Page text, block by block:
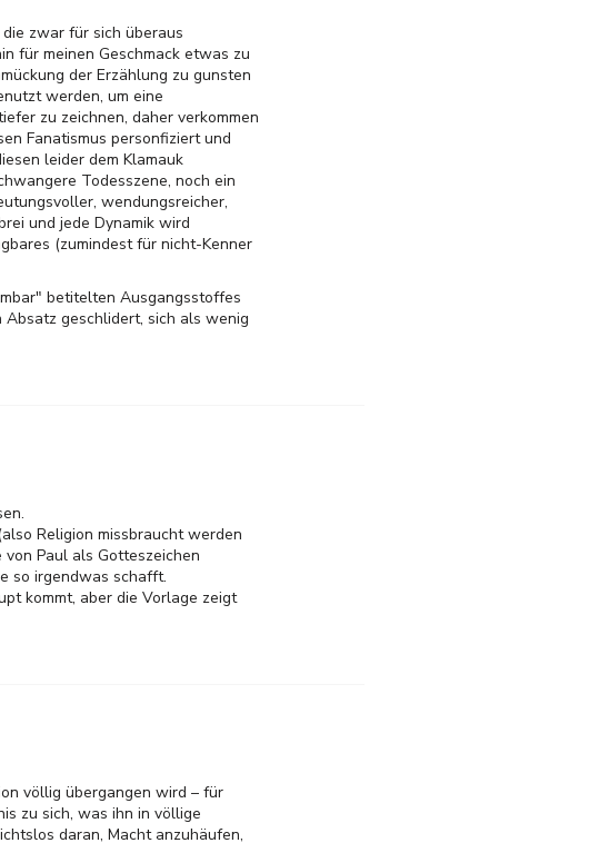
zwar für sich überaus
für meinen Geschmack etwas zu
der Erzählung zu gunsten
werden, um eine
zu zeichnen, daher verkommen
Fanatismus personfiziert und
leider dem Klamauk
Todesszene, noch ein
wendungsreicher,
und jede Dynamik wird
(zumindest für nicht-Kenner
betitelten Ausgangsstoffes
Absatz geschlidert, sich als wenig
Religion missbraucht werden
Paul als Gotteszeichen
so irgendwas schafft.
kommt, aber die Vorlage zeigt
völlig übergangen wird – für
zu sich, was ihn in völlige
daran, Macht anzuhäufen,